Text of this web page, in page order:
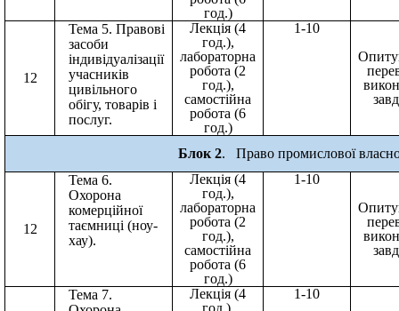
год.)
12
Тема 5. Правові
засоби
індивідуалізації
учасників
цивільного
обігу, товарів і
послуг.
Лекція (4
год.),
лабораторна
робота (2
год.),
самостійна
робота (6
год.)
1-10
Блок 2. Право промислової
12
Тема 6.
Охорона
комерційної
таємниці (ноу-
хау).
Лекція (4
год.),
лабораторна
робота (2
год.),
самостійна
робота (6
год.)
1-10
Тема 7.
Лекція (4
1-10